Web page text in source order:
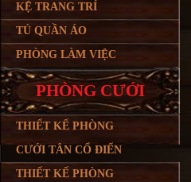
KỆ TRANG TRÍ
TỦ QUẦN ÁO
PHÒNG LÀM VIỆC
PHÒNG CƯỚI
THIẾT KẾ PHÒNG
CƯỚI TÂN CỔ ĐIỂN
THIẾT KẾ PHÒNG